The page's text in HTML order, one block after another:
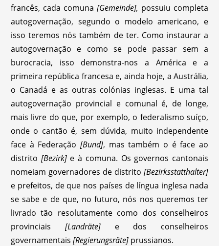
francês, cada comuna [Gemeinde], possuiu completa
autogovernação, segundo o modelo americano, e
isso teremos nós também de ter. Como instaurar a
autogovernação e como se pode passar sem a
burocracia, isso demonstra-nos a América e a
primeira república francesa e, ainda hoje, a Austrália,
o Canadá e as outras colónias inglesas. E uma tal
autogovernação provincial e comunal é, de longe,
mais livre do que, por exemplo, o federalismo suíço,
onde o cantão é, sem dúvida, muito independente
face à Federação[Bund], mas também o é face ao
distrito [Bezirk] e à comuna. Os governos cantonais
nomeiam governadores de distrito [Bezirksstatthalter]
e prefeitos, de que nos países de língua inglesa nada
se sabe e de que, no futuro, nós nos queremos ter
livrado tão resolutamente como dos conselheiros
provinciais [Landräte] e dos conselheiros
governamentais[Regierungsräte] prussianos.